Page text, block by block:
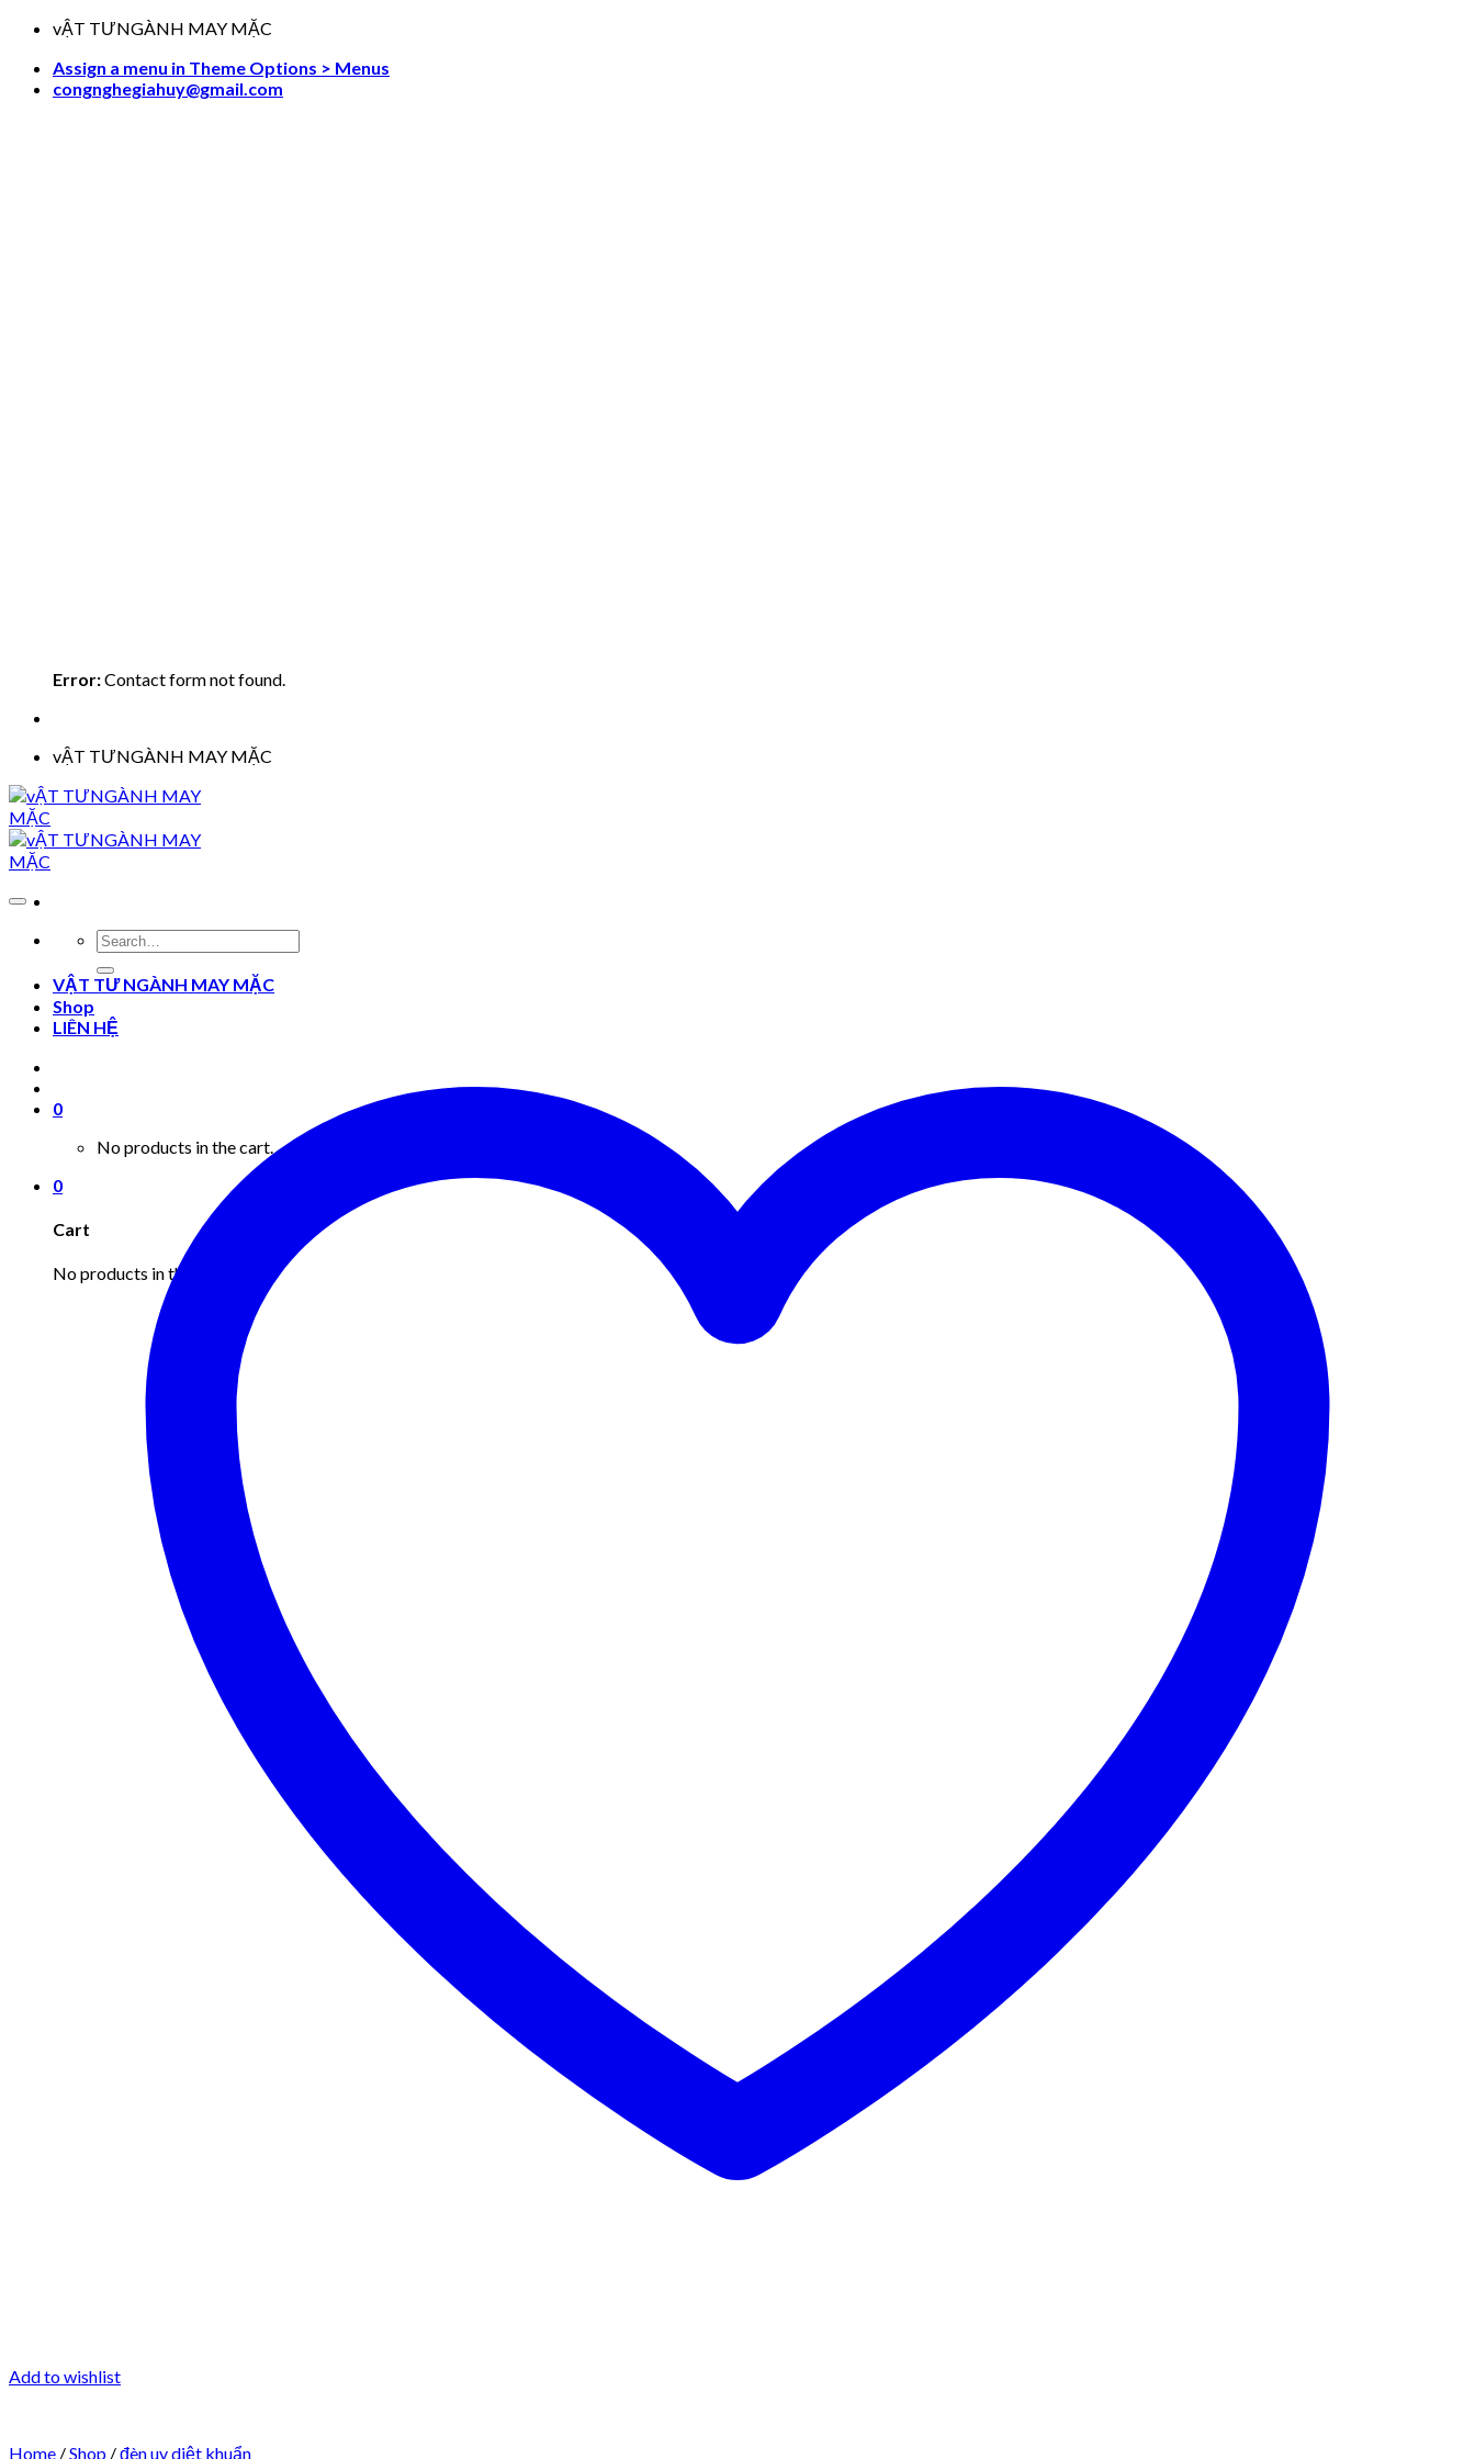
Skip
content
vẬT TƯNGÀNH MAY MẶC
Assign a menu in Theme Options > Menus
congnghegiahuy@gmail.com
Error:Contact form not found.
vẬT TƯNGÀNH MAY MẶC
Search
for:
VẬT TƯ NGÀNH MAY MẶC
Shop
LIÊN HỆ
0
No products in the cart.
0
Cart
No products in the cart.
Add to wishlist
Home /Shop /đèn uv diệt khuẩn